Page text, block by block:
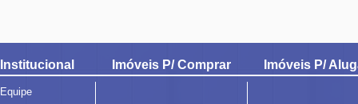
Institucional
Equipe
Imóveis P/ Comprar Imóveis P/